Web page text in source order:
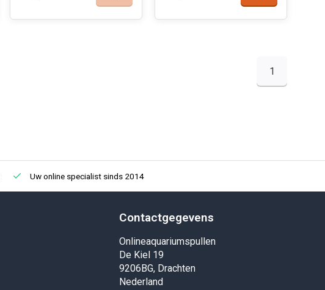
1
Uw online specialist sinds 2014
Contactgegevens
Onlineaquariumspullen
De Kiel 19
9206BG, Drachten
Nederland